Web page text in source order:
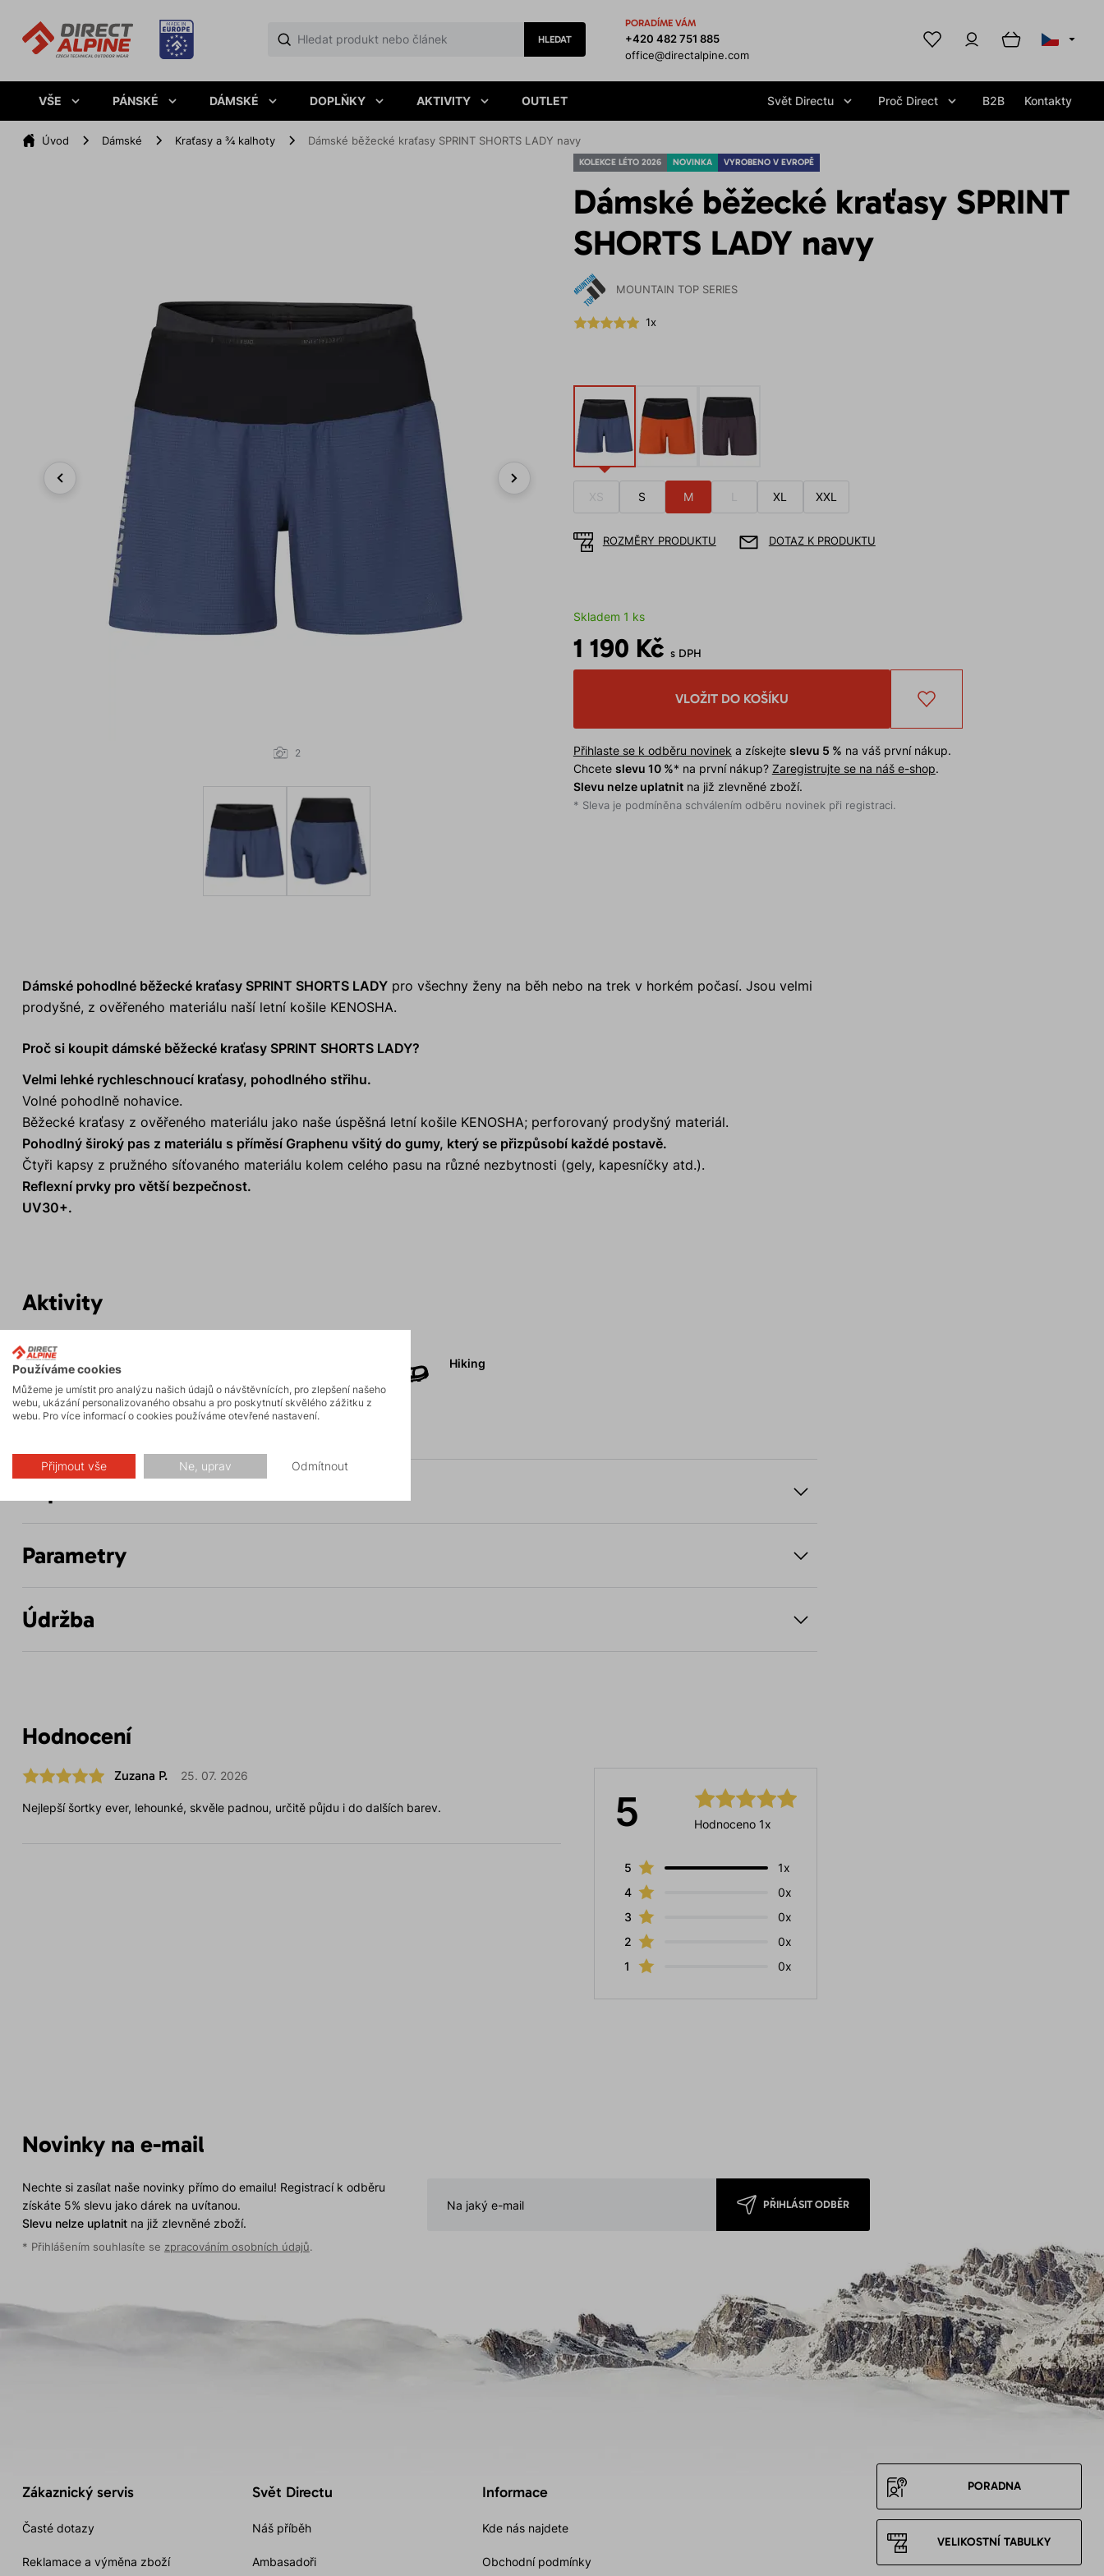
HLEDAT
PORADÍME VÁM
+420 482 751 885
office@directalpine.com
VŠE PÁNSKÉ DÁMSKÉ DOPLŇKY AKTIVITY OUTLET Svět Directu Proč Direct B2B Kontakty
Úvod Dámské Kraťasy a ¾ kalhoty Dámské běžecké kraťasy SPRINT SHORTS LADY navy
KOLEKCE LÉTO 2026 NOVINKA VYROBENO V EVROPĚ
Dámské běžecké kraťasy SPRINT
SHORTS LADY navy
MOUNTAIN TOP SERIES
1x
2
XS S M XL XXL
ROZMĚRY PRODUKTU DOTAZ K PRODUKTU
Skladem 1 ks
1 190 Kč s DPH
VLOŽIT DO KOŠÍKU
Přihlaste se k odběru novinek a získejte slevu 5 % na váš první nákup.
Chcete slevu 10 %* na první nákup? Zaregistrujte se na náš e-shop.
Slevu nelze uplatnitna již zlevněné zboží.
* Sleva je podmíněna schválením odběru novinek při registraci.
Dámské pohodlné běžecké kraťasy SPRINT SHORTS LADYpro všechny ženy na běh nebo na trek v horkém počasí. Jsou velmi
prodyšné, z ověřeného materiálu naší letní košile KENOSHA.
Proč si koupit dámské běžecké kraťasy SPRINT SHORTS LADY?
Velmi lehké rychleschnoucí kraťasy, pohodlného střihu.
Volné pohodlně nohavice.
Běžecké kraťasy z ověřeného materiálu jako naše úspěšná letní košile KENOSHA; perforovaný prodyšný materiál.
Pohodlný široký pas z materiálu s příměsí Graphenu všitý do gumy, který se přizpůsobí každé postavě.
Čtyři kapsy z pružného síťovaného materiálu kolem celého pasu na různé nezbytnosti (gely, kapesníčky atd.).
Reflexní prvky pro větší bezpečnost.
UV30+.
Aktivity
Turistika Hiking
Parametry
Údržba
Hodnocení
5 Hodnoceno 1x
5
1x
4
0x
3
0x
2
0x
1
0x
Zuzana P. 25. 07. 2026
Nejlepší šortky ever, lehounké, skvěle padnou, určitě půjdu i do dalších barev.
Novinky na e-mail
Nechte si zasílat naše novinky přímo do emailu! Registrací k odběru
získáte 5% slevu jako dárek na uvítanou.
Slevu nelze uplatnitna již zlevněné zboží.
* Přihlášením souhlasíte se zpracováním osobních údajů.
PŘIHLÁSIT ODBĚR
Zákaznický servis
Časté dotazy
Reklamace a výměna zboží
Svět Directu
Náš příběh
Ambasadoři
Informace
Kde nás najdete
Obchodní podmínky
PORADNA
VELIKOSTNÍ TABULKY
Používáme cookies
Můžeme je umístit pro analýzu našich údajů o návštěvnících, pro zlepšení našeho
webu, ukázání personalizovaného obsahu a pro poskytnutí skvělého zážitku z
webu. Pro více informací o cookies používáme otevřené nastavení.
Přijmout vše Ne, uprav Odmítnout